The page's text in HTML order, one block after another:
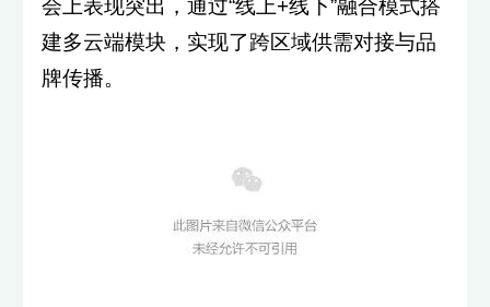
会上表现突出，通过“线上+线下”融合模式搭
建多云端模块，实现了跨区域供需对接与品
牌传播。